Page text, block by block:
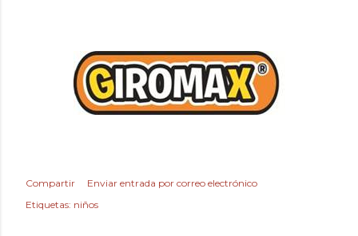
Compartir
Enviar entrada por correo electrónico
Etiquetas: niños